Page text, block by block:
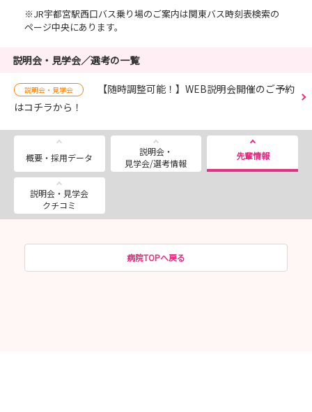
※JR宇都宮駅西口バス乗り場のご案内は関東バス時刻表検索の
ページ中央にあります。
説明会・見学会／選考の一覧
説明会・見学会
【随時調整可能！】WEB説明会開催のご予約
はコチラから！
概要・採用データ
説明会・
見学会/選考情報
先輩情報
説明会・見学会
クチコミ
病院TOPへ戻る